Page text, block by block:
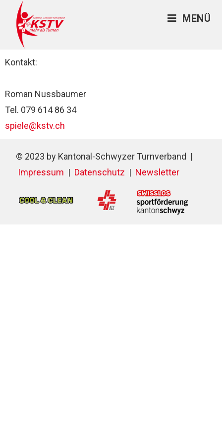
MENÜ
Kontakt:
Roman Nussbaumer
Tel. 079 614 86 34
spiele@kstv.ch
© 2023 by Kantonal-Schwyzer Turnverband |
Impressum | Datenschutz | Newsletter